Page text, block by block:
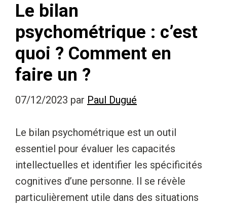
Le bilan
psychométrique : c’est
quoi ? Comment en
faire un ?
07/12/2023 par Paul Dugué
Le bilan psychométrique est un outil
essentiel pour évaluer les capacités
intellectuelles et identifier les spécificités
cognitives d’une personne. Il se révèle
particulièrement utile dans des situations